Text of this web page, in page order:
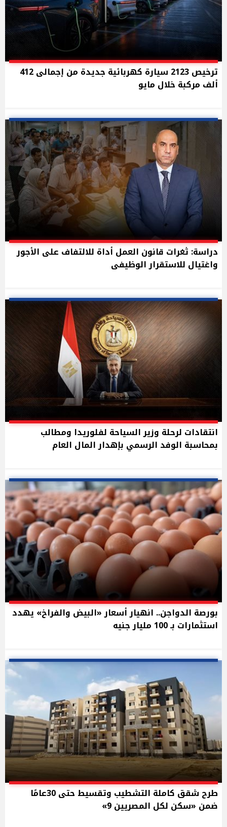
ترخيص 2123 سيارة كهربائية جديدة من إجمالى 412
ألف مركبة خلال مايو
دراسة: ثغرات قانون العمل أداة للالتفاف على الأجور
واغتيال للاستقرار الوظيفى
انتقادات لرحلة وزير السياحة لفلوريدا ومطالب
بمحاسبة الوفد الرسمي بإهدار المال العام
بورصة الدواجن.. انهيار أسعار «البيض والفراخ» يهدد
استثمارات بـ 100 مليار جنيه
طرح شقق كاملة التشطيب وتقسيط حتى 30عامًا
ضمن «سكن لكل المصريين 9»